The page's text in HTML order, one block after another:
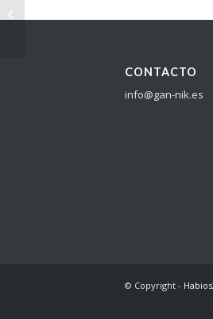
CONTACTO
info@gan-nik.es
© Copyright -
urogallo común